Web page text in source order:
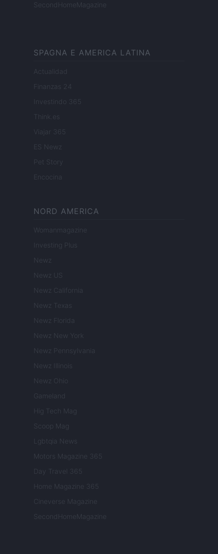
SecondHomeMagazine
SPAGNA E AMERICA LATINA
Actualidad
Finanzas 24
Investindo 365
Think.es
Viajar 365
ES Newz
Pet Story
Encocina
NORD AMERICA
Womanmagazine
Investing Plus
Newz
Newz US
Newz California
Newz Texas
Newz Florida
Newz New York
Newz Pennsylvania
Newz Illinois
Newz Ohio
Gameland
Hig Tech Mag
Scoop Mag
Lgbtqia News
Motors Magazine 365
Day Travel 365
Home Magazine 365
Cineverse Magazine
SecondHomeMagazine